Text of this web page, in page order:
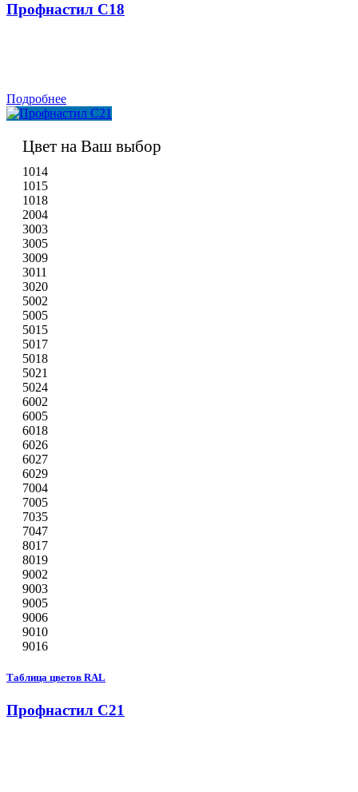
Профнастил С18
Подробнее
Цвет на Ваш выбор
1014
1015
1018
2004
3003
3005
3009
3011
3020
5002
5005
5015
5017
5018
5021
5024
6002
6005
6018
6026
6027
6029
7004
7005
7035
7047
8017
8019
9002
9003
9005
9006
9010
9016
Таблица цветов RAL
Профнастил С21